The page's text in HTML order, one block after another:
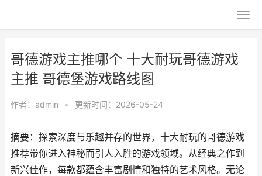
哥德游戏主推哪个 十大耐玩哥德游戏
主推 哥德堡游戏路线图
作者： admin • 更新时间：2026-05-24
摘要：探索深度与乐趣并存的世界，十大耐玩的哥德游戏
推荐带你进入神秘而引人入胜的游戏领域。从经典之作到
新兴佳作，每款都蕴含丰富剧情和独特的艺术风格。无论